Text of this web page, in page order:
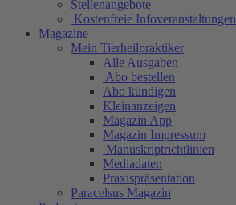
Stellenangebote
Kostenfreie Infoveranstaltungen
Magazine
Mein Tierheilpraktiker
Alle Ausgaben
Abo bestellen
Abo kündigen
Kleinanzeigen
Magazin App
Magazin Impressum
Manuskriptrichtlinien
Mediadaten
Praxispräsentation
Paracelsus Magazin